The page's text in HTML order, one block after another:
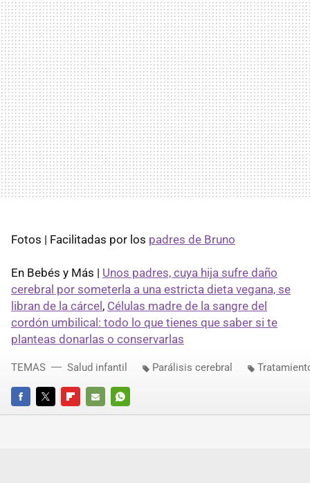
Fotos | Facilitadas por los padres de Bruno
En Bebés y Más | Unos padres, cuya hija sufre daño
cerebral por someterla a una estricta dieta vegana, se
libran de la cárcel , Células madre de la sangre del
cordón umbilical: todo lo que tienes que saber si te
planteas donarlas o conservarlas
FACEBOOKTWITTERFLIPBOARD
E-
WHATSAPP
TEMAS Salud infantil Parálisis cerebral